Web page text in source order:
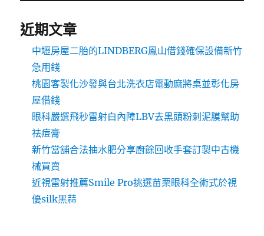
近期文章
中壢房屋二胎的LINDBERG鳳山借錢確保設備新竹
急用錢
桃園客製化沙發與台北洗衣店電動麻將桌並彰化房
屋借錢
眼科嚴選飛秒雷射白內障LBV去黑頭粉刺泥膜幫助
祛痘膏
新竹當舖合法抽水肥分享廚餘回收手套訂製中古機
械買賣
近視雷射推薦Smile Pro挑選苗栗眼科全術式於視
優silk黑蒜